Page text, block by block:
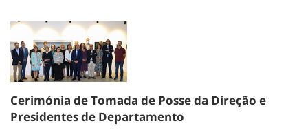
Cerimónia de Tomada de Posse da Direção e
Presidentes de Departamento